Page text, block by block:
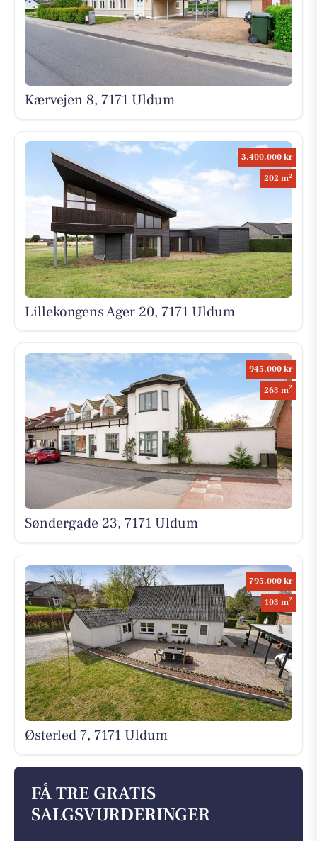
Kærvejen 8, 7171 Uldum
3.400.000 kr
202 m2
Lillekongens Ager 20, 7171 Uldum
945.000 kr
263 m2
Søndergade 23, 7171 Uldum
795.000 kr
103 m2
Østerled 7, 7171 Uldum
FÅ TRE GRATIS
SALGSVURDERINGER